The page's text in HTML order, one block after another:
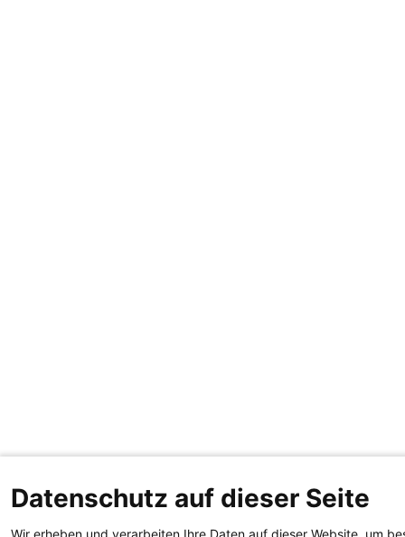
Datenschutz auf dieser Seite
Wir erheben und verarbeiten Ihre Daten auf dieser Website, um